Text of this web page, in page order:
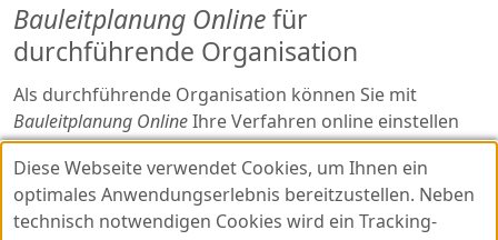
Bauleitplanung Onlinefür
durchführende Organisation
Als durchführende Organisation können Sie mit
Bauleitplanung OnlineIhre Verfahren online einstellen
und die digitale Beteiligung kosteneffizient und
medienbruchfrei durchführen.Kontaktieren Sie uns
weitere Informationen!
Diese Webseite verwendet Cookies, um Ihnen ein
optimales Anwendungserlebnis bereitzustellen. Neben
technisch notwendigen Cookies wird ein Tracking-